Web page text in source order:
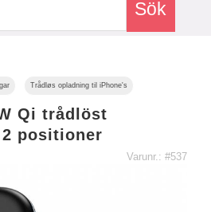
Trådløs opladning til iPhone's
Qi trådlöst
positioner
Varunr.: #537